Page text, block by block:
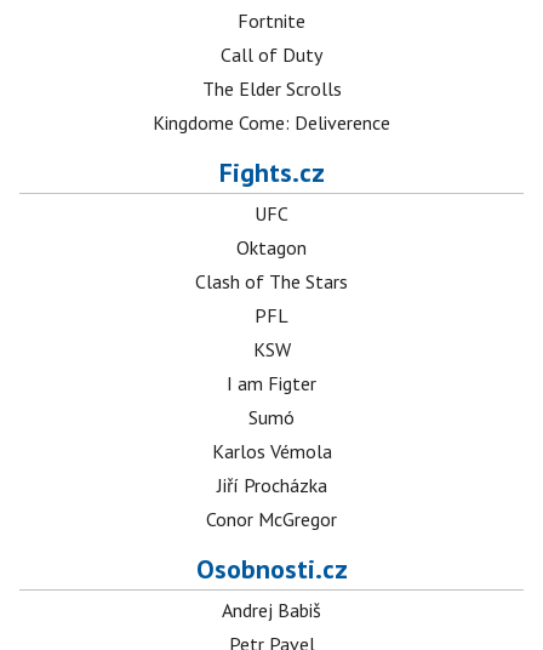
Fortnite
Call of Duty
The Elder Scrolls
Kingdome Come: Deliverence
Fights.cz
UFC
Oktagon
Clash of The Stars
PFL
KSW
I am Figter
Sumó
Karlos Vémola
Jiří Procházka
Conor McGregor
Osobnosti.cz
Andrej Babiš
Petr Pavel